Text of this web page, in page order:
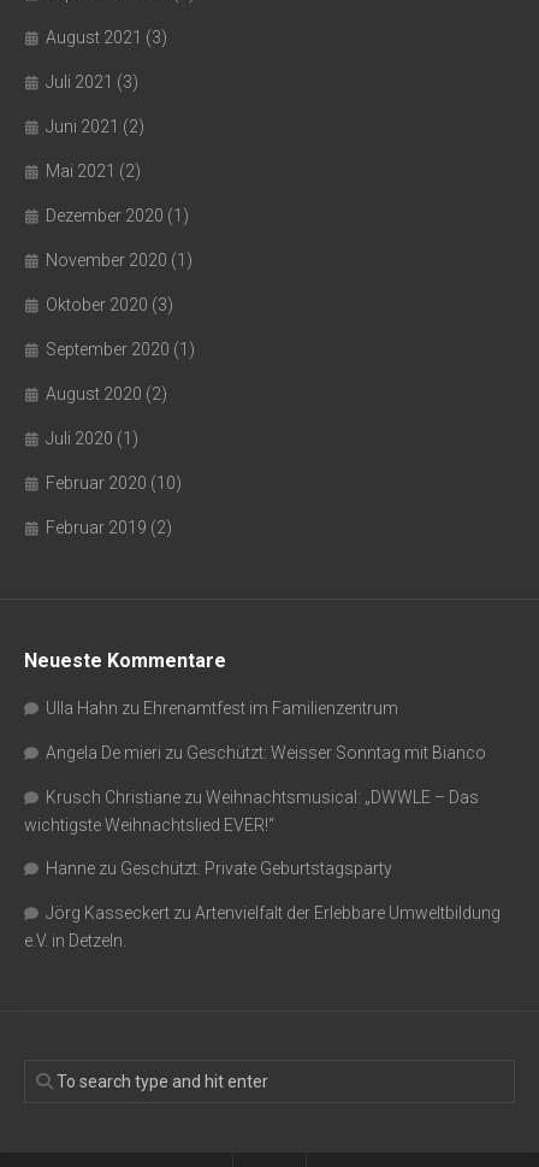
August 2021 (3)
Juli 2021 (3)
Juni 2021 (2)
Mai 2021 (2)
Dezember 2020 (1)
November 2020 (1)
Oktober 2020 (3)
September 2020 (1)
August 2020 (2)
Juli 2020 (1)
Februar 2020 (10)
Februar 2019 (2)
Neueste Kommentare
Ulla Hahn zu Ehrenamtfest im Familienzentrum
Angela De mieri zu Geschützt: Weisser Sonntag mit Bianco
Krusch Christiane zu Weihnachtsmusical: „DWWLE – Das
wichtigste Weihnachtslied EVER!“
Hanne zu Geschützt: Private Geburtstagsparty
Jörg Kasseckert zu Artenvielfalt der Erlebbare Umweltbildung
e.V. in Detzeln.